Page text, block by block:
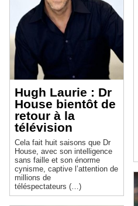
Hugh Laurie : Dr
House bientôt de
retour à la
télévision
Cela fait huit saisons que Dr
House, avec son intelligence
sans faille et son énorme
cynisme, captive l’attention de
millions de
téléspectateurs (…)